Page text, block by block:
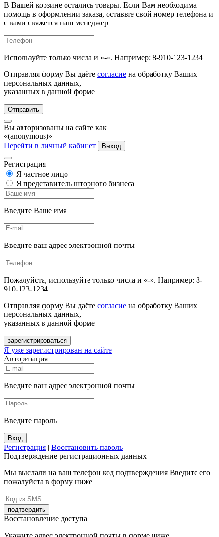
В Вашей корзине остались товары. Если Вам необходима
помощь в оформлении заказа, оставьте свой номер телефона и
с вами свяжется наш менеджер.
Используйте только числа и «-». Например: 8-910-123-1234
Отправляя форму Вы даёте согласие на обработку Ваших
персональных данных,
указанных в данной форме
Отправить
Вы авторизованы на сайте как
«(anonymous)»
Перейти в личный кабинет
Выход
Регистрация
Я частное лицо
Я представитель шторного бизнеса
Введите Ваше имя
Введите ваш адрес электронной почты
Пожалуйста, используйте только числа и «-». Например: 8-
910-123-1234
Отправляя форму Вы даёте согласие на обработку Ваших
персональных данных,
указанных в данной форме
зарегистрироваться
Я уже зарегистрирован на сайте
Авторизация
Введите ваш адрес электронной почты
Введите пароль
Вход
Регистрация | Восстановить пароль
Подтверждение регистрационных данных
Мы выслали на ваш телефон код подтверждения Введите его
пожалуйста в форму ниже
подтвердить
Восстановление доступа
Укажите адрес электронной почты в форме ниже